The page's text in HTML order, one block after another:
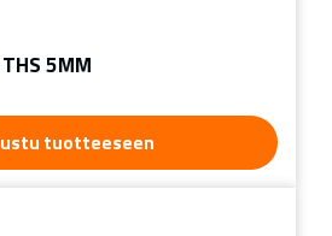
5MM
tuotteeseen